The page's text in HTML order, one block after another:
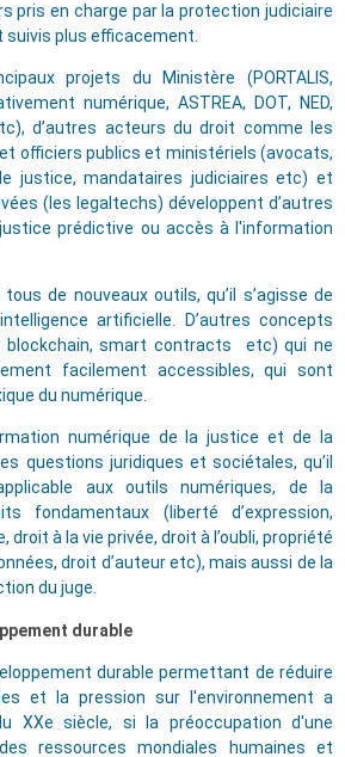
pris en charge par la protection judiciaire
suivis plus efficacement.
projets du Ministère (PORTALIS,
numérique, ASTREA, DOT, NED,
etc), d’autres acteurs du droit comme les
officiers publics et ministériels (avocats,
justice, mandataires judiciaires etc) et
(les legaltechs) développent d’autres
prédictive ou accès à l'information
de nouveaux outils, qu’il s’agisse de
artificielle. D’autres concepts
blockchain, smart contracts etc) qui ne
facilement accessibles, qui sont
du numérique.
numérique de la justice et de la
questions juridiques et sociétales, qu’il
aux outils numériques, de la
fondamentaux (liberté d’expression,
droit à la vie privée, droit à l’oubli, propriété
droit d’auteur etc), mais aussi de la
du juge.
durable
durable permettant de réduire
et la pression sur l'environnement a
XXe siècle, si la préoccupation d'une
ressources mondiales humaines et